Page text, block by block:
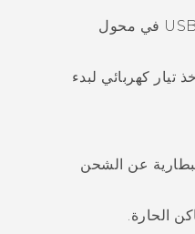
أدخل الطرف الآخر من كابل USB في محول
تيار كهربائي لبدء
عن الشحن
الحارة.